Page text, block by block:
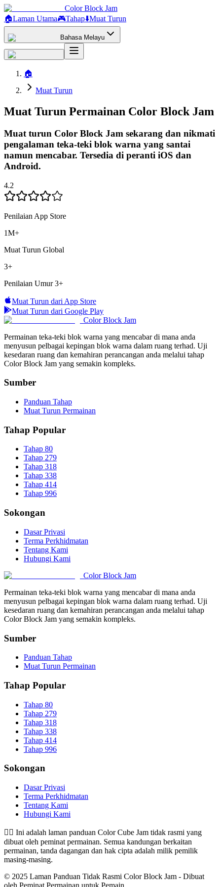
Color Block Jam
🏠Laman Utama🎮Tahap⬇️Muat Turun
Bahasa Melayu
🏠
Muat Turun
Muat Turun Permainan Color Block Jam
Muat turun Color Block Jam sekarang dan nikmati
pengalaman teka-teki blok warna yang santai
namun mencabar. Tersedia di peranti iOS dan
Android.
4.2
Penilaian App Store
1M+
Muat Turun Global
3+
Penilaian Umur3+
Muat Turun dari App Store
Muat Turun dari Google Play
Color Block Jam
Permainan teka-teki blok warna yang mencabar di mana anda
menyusun pelbagai kepingan blok warna dalam ruang terhad. Uji
kesedaran ruang dan kemahiran perancangan anda melalui tahap
Color Block Jam yang semakin kompleks.
Sumber
Panduan Tahap
Muat Turun Permainan
Tahap Popular
Tahap 80
Tahap 279
Tahap 318
Tahap 338
Tahap 414
Tahap 996
Sokongan
Dasar Privasi
Terma Perkhidmatan
Tentang Kami
Hubungi Kami
Color Block Jam
Permainan teka-teki blok warna yang mencabar di mana anda
menyusun pelbagai kepingan blok warna dalam ruang terhad. Uji
kesedaran ruang dan kemahiran perancangan anda melalui tahap
Color Block Jam yang semakin kompleks.
Sumber
Panduan Tahap
Muat Turun Permainan
Tahap Popular
Tahap 80
Tahap 279
Tahap 318
Tahap 338
Tahap 414
Tahap 996
Sokongan
Dasar Privasi
Terma Perkhidmatan
Tentang Kami
Hubungi Kami
👉🏻 Ini adalah laman panduan Color Cube Jam tidak rasmi yang
dibuat oleh peminat permainan. Semua kandungan berkaitan
permainan, tanda dagangan dan hak cipta adalah milik pemilik
masing-masing.
© 2025 Laman Panduan Tidak Rasmi Color Block Jam - Dibuat